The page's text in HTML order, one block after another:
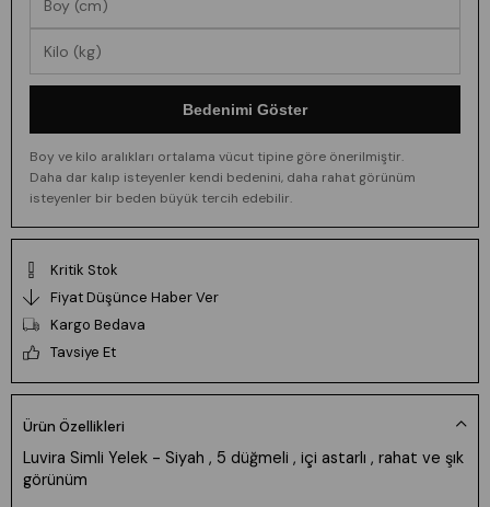
Bedenimi Göster
Boy ve kilo aralıkları ortalama vücut tipine göre önerilmiştir.
Daha dar kalıp isteyenler kendi bedenini, daha rahat görünüm
isteyenler bir beden büyük tercih edebilir.
Kritik Stok
Fiyat Düşünce Haber Ver
Kargo Bedava
Tavsiye Et
Ürün Özellikleri
Luvira Simli Yelek - Siyah , 5 düğmeli , içi astarlı , rahat ve şık
görünüm